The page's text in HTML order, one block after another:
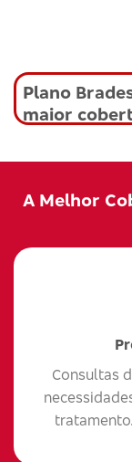
Plano
maior
A Melhor
Consultas